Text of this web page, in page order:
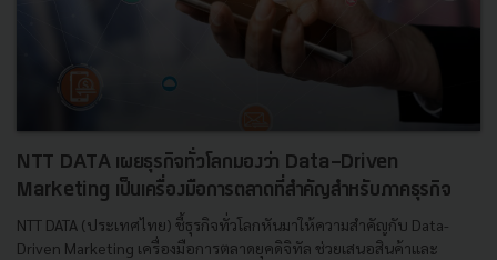
NTT DATA เผยธุรกิจทั่วโลกมองว่า Data-Driven
Marketing เป็นเครื่องมือการตลาดที่สำคัญสำหรับภาคธุรกิจ
NTT DATA (ประเทศไทย) ชี้ธุรกิจทั่วโลกหันมาให้ความสำคัญกับ Data-
Driven Marketing เครื่องมือการตลาดยุคดิจิทัล ช่วยเสนอสินค้าและ